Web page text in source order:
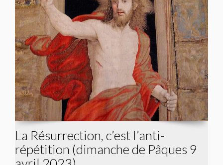
La Résurrection, c’est l’anti-
répétition (dimanche de Pâques 9